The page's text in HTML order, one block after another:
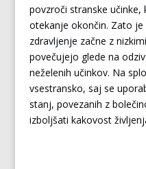
povzroči stranske
otekanje okončin. Zato
zdravljenje začne z
povečujejo glede na
neželenih učinkov. Na
vsestransko, saj se
stanj, povezanih z
izboljšati kakovost